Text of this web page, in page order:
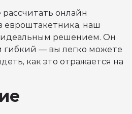
онлайн
евроштакетника, наш
идеальным решением. Он
гибкий — вы легко можете
как это отражается на